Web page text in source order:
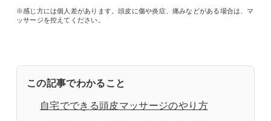
※感じ方には個人差があります。頭皮に傷や炎症、痛みなどがある場合は、マ
ッサージを控えてください。
この記事でわかること
自宅でできる頭皮マッサージのやり方